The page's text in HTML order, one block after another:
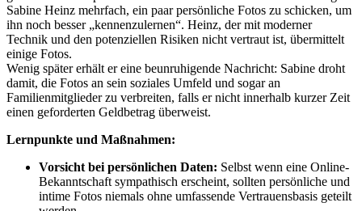
Sabine Heinz mehrfach, ein paar persönliche Fotos zu schicken, um
ihn noch besser „kennenzulernen“. Heinz, der mit moderner
Technik und den potenziellen Risiken nicht vertraut ist, übermittelt
einige Fotos.
Wenig später erhält er eine beunruhigende Nachricht: Sabine droht
damit, die Fotos an sein soziales Umfeld und sogar an
Familienmitglieder zu verbreiten, falls er nicht innerhalb kurzer Zeit
einen geforderten Geldbetrag überweist.
Lernpunkte und Maßnahmen:
Vorsicht bei persönlichen Daten: Selbst wenn eine Online-
Bekanntschaft sympathisch erscheint, sollten persönliche und
intime Fotos niemals ohne umfassende Vertrauensbasis geteilt